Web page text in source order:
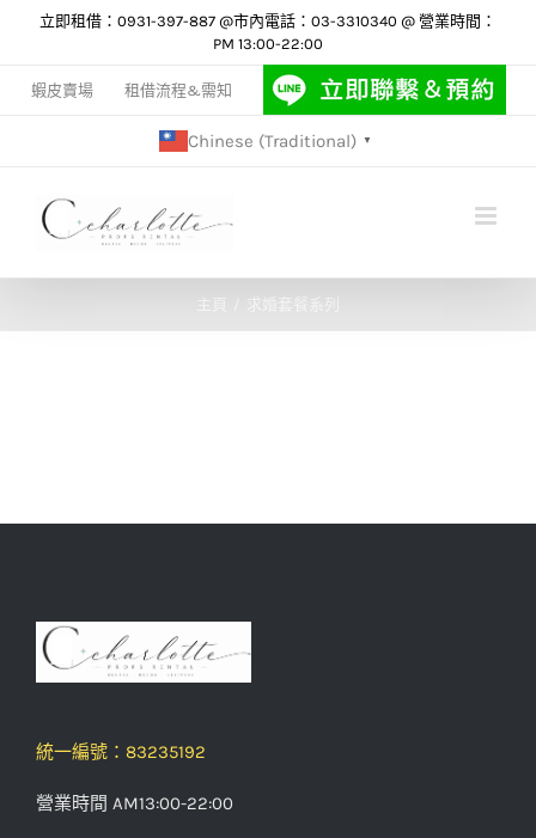
content
立即租借：0931-397-887 @市內電話：03-3310340 @ 營業時間：
PM 13:00-22:00
蝦皮賣場 租借流程&需知
Chinese (Traditional) ▼
求婚套餐系列
統一編號：83235192
營業時間 AM13:00-22:00